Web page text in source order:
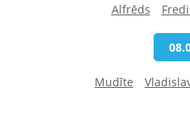
Alfrēds
Mudīte